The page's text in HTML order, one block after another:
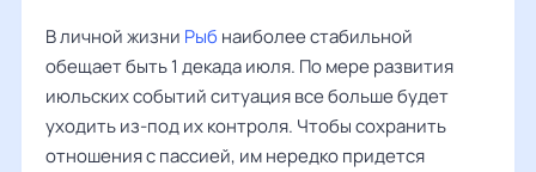
В личной жизни Рыб наиболее стабильной
обещает быть 1 декада июля. По мере развития
июльских событий ситуация все больше будет
уходить из-под их контроля. Чтобы сохранить
отношения с пассией, им нередко придется